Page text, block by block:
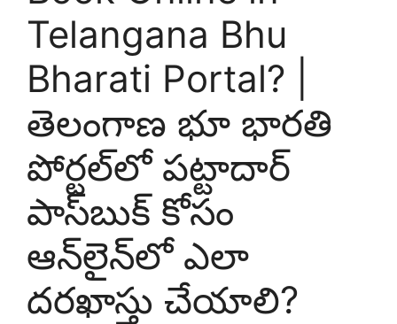
Telangana Bhu
Bharati Portal? |
తెలంగాణ భూ భారతి
పోర్టల్‌లో పట్టాదార్
పాస్‌బుక్ కోసం
ఆన్‌లైన్‌లో ఎలా
దరఖాస్తు చేయాలి?